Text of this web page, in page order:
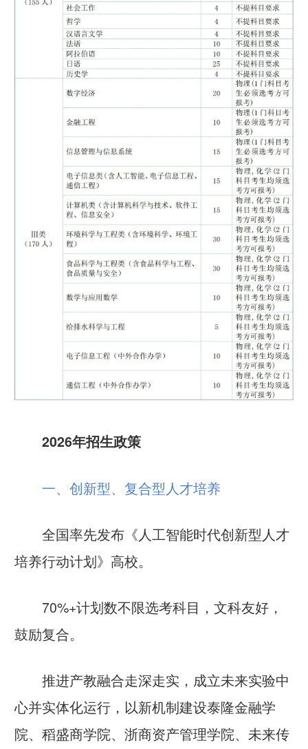
2026年招生政策
一、创新型、复合型人才培养
全国率先发布《人工智能时代创新型人才
培养行动计划》高校。
70%+计划数不限选考科目 ，文科友好，
鼓励复合。
推进产教融合走深走实，成立未来实验中
心并实体化运行，以新机制建设泰隆金融学
院、稻盛商学院、浙商资产管理学院、未来传